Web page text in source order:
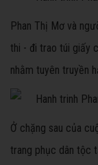
Phan Thị Mơ và
thi - đi trao túi giấy
nhằm tuyên truyền
Ở chặng sau của
trang phục dân tộc